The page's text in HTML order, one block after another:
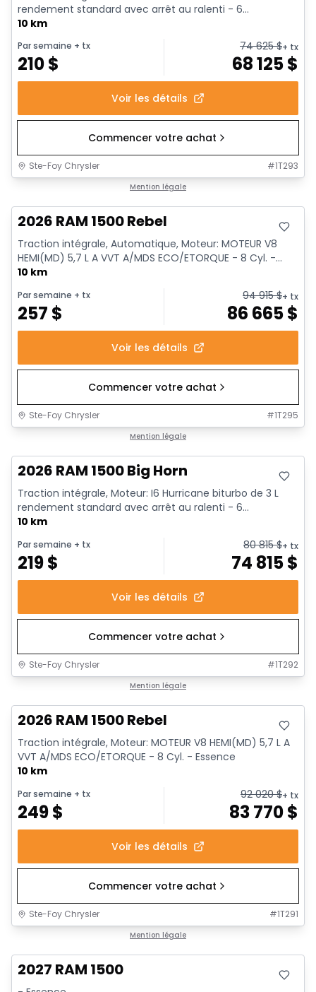
rendement standard avec arrêt au ralenti - 6...
10 km
Par semaine + tx
210$
74 625$+ tx
68 125$
Voir les détails
Commencer votre achat
Ste-Foy Chrysler #1T293
Mention légale
2026 RAM 1500 Rebel
Traction intégrale, Automatique, Moteur: MOTEUR V8
HEMI(MD) 5,7 L A VVT A/MDS ECO/ETORQUE - 8 Cyl. -...
10 km
Par semaine + tx
257 $
94 915$+ tx
86 665$
Voir les détails
Commencer votre achat
Ste-Foy Chrysler #1T295
Mention légale
2026 RAM 1500 Big Horn
Traction intégrale, Moteur: I6 Hurricane biturbo de 3 L
rendement standard avec arrêt au ralenti - 6...
10 km
Par semaine + tx
219$
80 815$+ tx
74 815$
Voir les détails
Commencer votre achat
Ste-Foy Chrysler #1T292
Mention légale
2026 RAM 1500 Rebel
Traction intégrale, Moteur: MOTEUR V8 HEMI(MD) 5,7 L A
VVT A/MDS ECO/ETORQUE - 8 Cyl. - Essence
10 km
Par semaine + tx
249$
92 020$+ tx
83 770$
Voir les détails
Commencer votre achat
Ste-Foy Chrysler #1T291
Mention légale
2027 RAM 1500